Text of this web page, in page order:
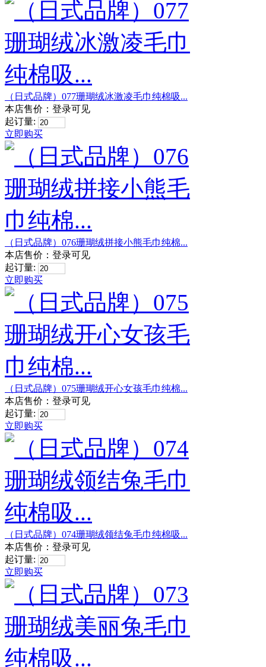
（日式品牌）077珊瑚绒冰激凌毛巾纯棉吸...
本店售价： 登录可见
起订量:
立即购买
（日式品牌）076珊瑚绒拼接小熊毛巾纯棉...
本店售价： 登录可见
起订量:
立即购买
（日式品牌）075珊瑚绒开心女孩毛巾纯棉...
本店售价： 登录可见
起订量:
立即购买
（日式品牌）074珊瑚绒领结兔毛巾纯棉吸...
本店售价： 登录可见
起订量:
立即购买